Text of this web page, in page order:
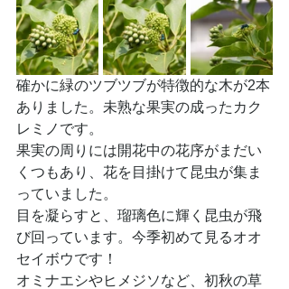
確かに緑のツブツブが特徴的な木が2本
ありました。未熟な果実の成ったカク
レミノです。
果実の周りには開花中の花序がまだい
くつもあり、花を目掛けて昆虫が集ま
っていました。
目を凝らすと、瑠璃色に輝く昆虫が飛
び回っています。今季初めて見るオオ
セイボウです！
オミナエシやヒメジソなど、初秋の草